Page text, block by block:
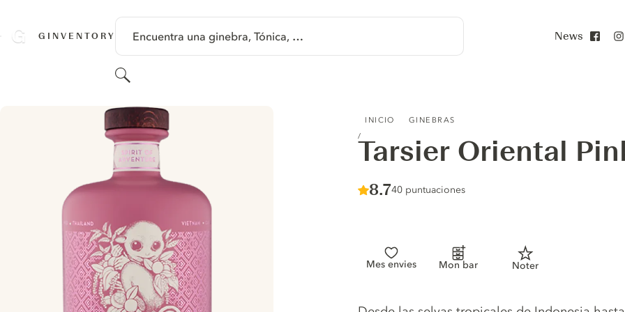
GINVENTORY Encuentra una ginebra, Tónica, …
Buscar
News
INICIO GINEBRAS
Tarsier Oriental
Score :
8.7/ 10
40 puntuaciones
Mes envies Mon bar Noter